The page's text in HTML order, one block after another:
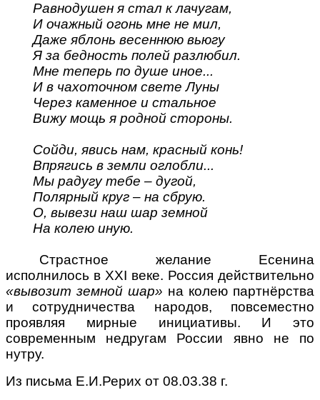
Равнодушен я стал к лачугам,
И очажный огонь мне не мил,
Даже яблонь весеннюю вьюгу
Я за бедность полей разлюбил.
Мне теперь по душе иное...
И в чахоточном свете Луны
Через каменное и стальное
Вижу мощь я родной стороны.
Сойди, явись нам, красный конь!
Впрягись в земли оглобли...
Мы радугу тебе – дугой,
Полярный круг – на сбрую.
О, вывези наш шар земной
На колею иную.
Страстное желание Есенина
исполнилось в ХХI веке. Россия действительно
«вывозит земной шар» на колею партнёрства
и сотрудничества народов, повсеместно
проявляя мирные инициативы. И это
современным недругам России явно не по
нутру.
Из письма Е.И.Рерих от 08.03.38 г.